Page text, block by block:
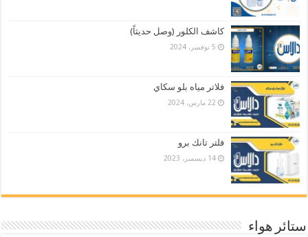
كاشف الكلور (وصل حديثاً)
5 نوفمبر، 2024
فلاتر مياه بلو سكاي
22 مارس، 2024
فلتر تانك برو
14 ديسمبر، 2023
ستائر هواء